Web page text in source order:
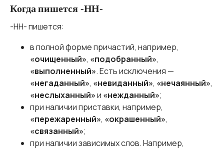
Когда пишется -НН-
-НН- пишется:
в полной форме причастий, например,
«очищенный», «подобранный»,
«выполненный». Есть исключения —
«негаданный», «невиданный», «нечаянный»,
«неслыханный»и «нежданный»;
при наличии приставки, например,
«пережаренный», «окрашенный»,
«связанный»;
при наличии зависимых слов. Например,